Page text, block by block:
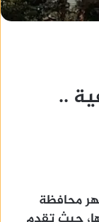
..
محافظة